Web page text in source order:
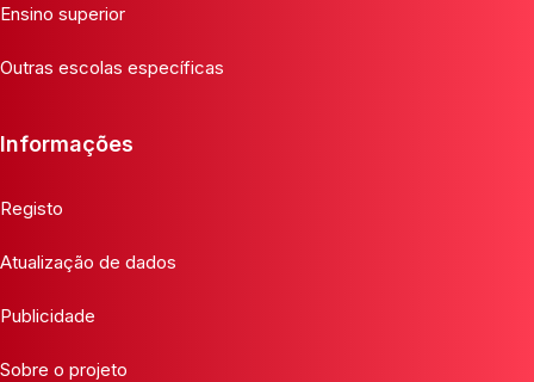
Ensino superior
Outras escolas específicas
Informações
Registo
Atualização de dados
Publicidade
Sobre o projeto